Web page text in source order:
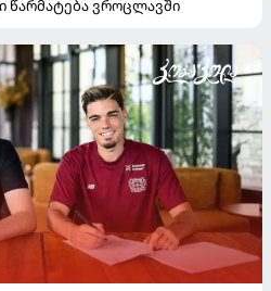
წარმატება ვროცლავში